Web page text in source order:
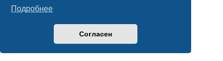
Подробнее
Согласен